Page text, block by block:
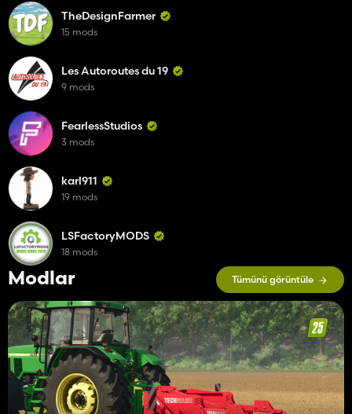
Modlar Tümünü görüntüle
TheDesignFarmer
15 mods
Les Autoroutes du 19
9 mods
FearlessStudios
3 mods
karl911
19 mods
LSFactoryMODS
18 mods